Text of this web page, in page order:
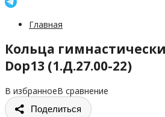
Главная
Кольца
Dop13 (1.Д.27.00-22)
В избранноеВ сравнение
Поделиться